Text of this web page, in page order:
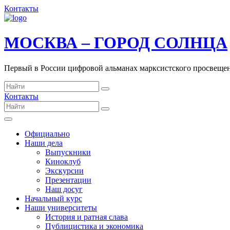
Контакты
МОСКВА – ГОРОД СОЛНЦА
Первый в России цифровой альманах марксистского
Контакты
Официально
Наши дела
Выпускники
Киноклуб
Экскурсии
Презентации
Наш досуг
Начальный курс
Наши университеты
История и ратная слава
Публицистика и экономика